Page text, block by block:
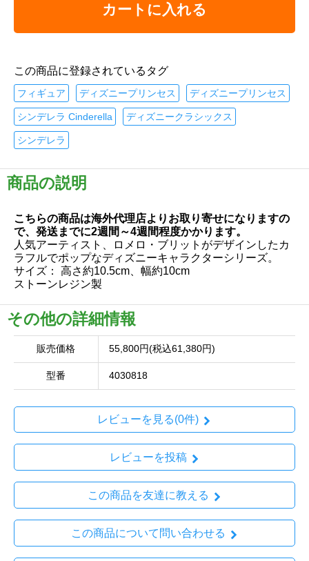
カートに入れる
この商品に登録されているタグ
フィギュア ディズニープリンセス ディズニープリンセス
シンデレラ Cinderella ディズニークラシックス
シンデレラ
商品の説明
こちらの商品は海外代理店よりお取り寄せになりますの
で、発送までに2週間～4週間程度かかります。
人気アーティスト、ロメロ・ブリットがデザインしたカ
ラフルでポップなディズニーキャラクターシリーズ。
サイズ： 高さ約10.5cm、幅約10cm
ストーンレジン製
その他の詳細情報
販売価格 55,800円(税込61,380円)
型番 4030818
レビューを見る(0件)
レビューを投稿
この商品を友達に教える
この商品について問い合わせる